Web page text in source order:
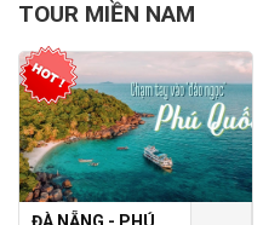
TOUR MIỀN NAM
ĐÀ NẴNG - PHÚ